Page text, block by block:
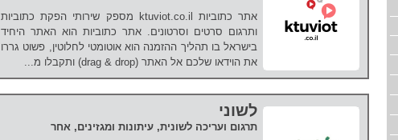
אתר כתוביות ktuviot.co.il מספק שירותי הפקת כתוביות
ותרגום סרטים וסרטונים. אתר כתוביות הוא האתר היחיד
בישראל בו תהליך ההזמנה הוא אוטומטי לחלוטין, פשוט גררו
את הוידאו שלכם אל האתר (drag & drop) ותקבלו מ...
לשוני
תרגום ועריכה לשונית, עיתונות ומגזינים, אחר